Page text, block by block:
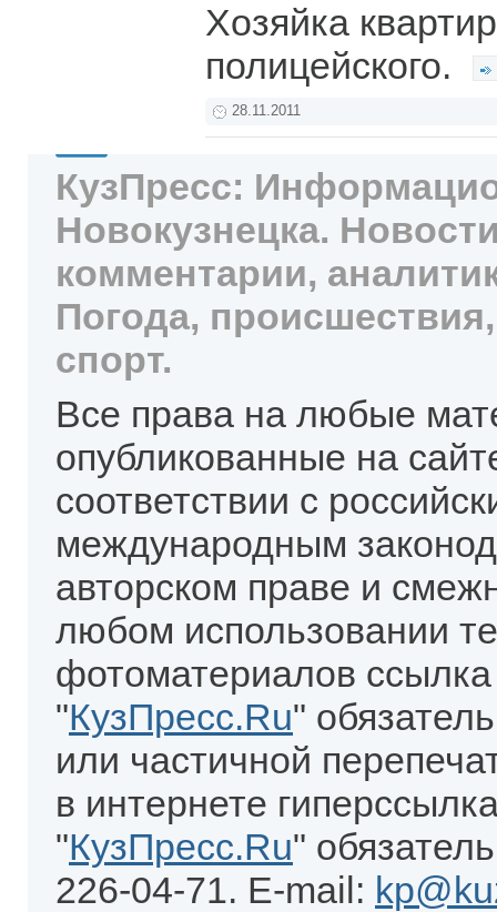
Хозяйка
полицейского.
28.11.2011
КузПресс:
Новокузнецка.
комментарии,
Погода,
спорт.
Все права на любые
опубликованные на
соответствии с
международным
авторском праве и
любом использовании
фотоматериалов
"КузПресс.Ru"
или частичной
в интернете
"КузПресс.Ru"
226-04-71. E-mail: